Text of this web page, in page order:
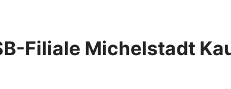
Filiale Michelstadt